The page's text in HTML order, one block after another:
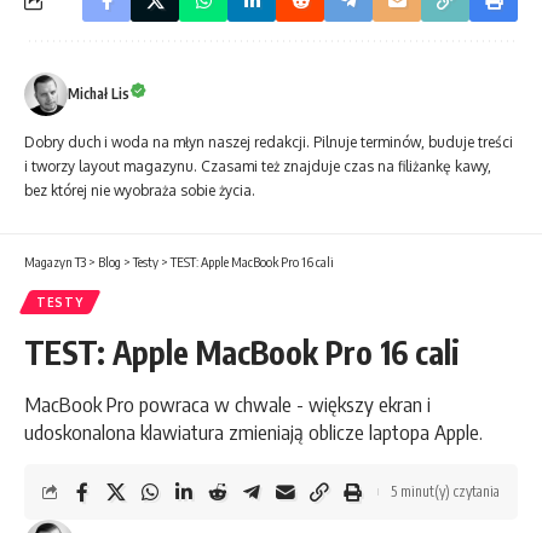
Michał Lis
Dobry duch i woda na młyn naszej redakcji. Pilnuje terminów, buduje treści
i tworzy layout magazynu. Czasami też znajduje czas na filiżankę kawy,
bez której nie wyobraża sobie życia.
Magazyn T3 > Blog >Testy >TEST: Apple MacBook Pro 16 cali
TESTY
TEST: Apple MacBook Pro 16 cali
MacBook Pro powraca w chwale - większy ekran i
udoskonalona klawiatura zmieniają oblicze laptopa Apple.
5 minut(y) czytania